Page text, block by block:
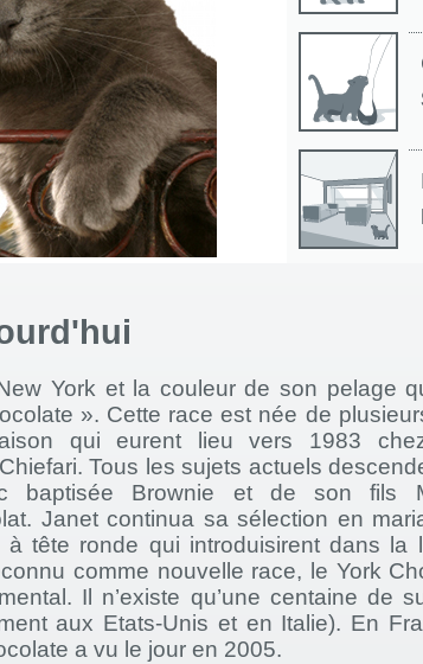
York et la couleur de son pelage
». Cette race est née de
qui eurent lieu vers 1983
Tous les sujets actuels
baptisée Brownie et de son fils
Janet continua sa sélection en
à tête ronde qui introduisirent dans la
comme nouvelle race, le York
Il n’existe qu’une centaine de
aux Etats-Unis et en Italie). En
a vu le jour en 2005.